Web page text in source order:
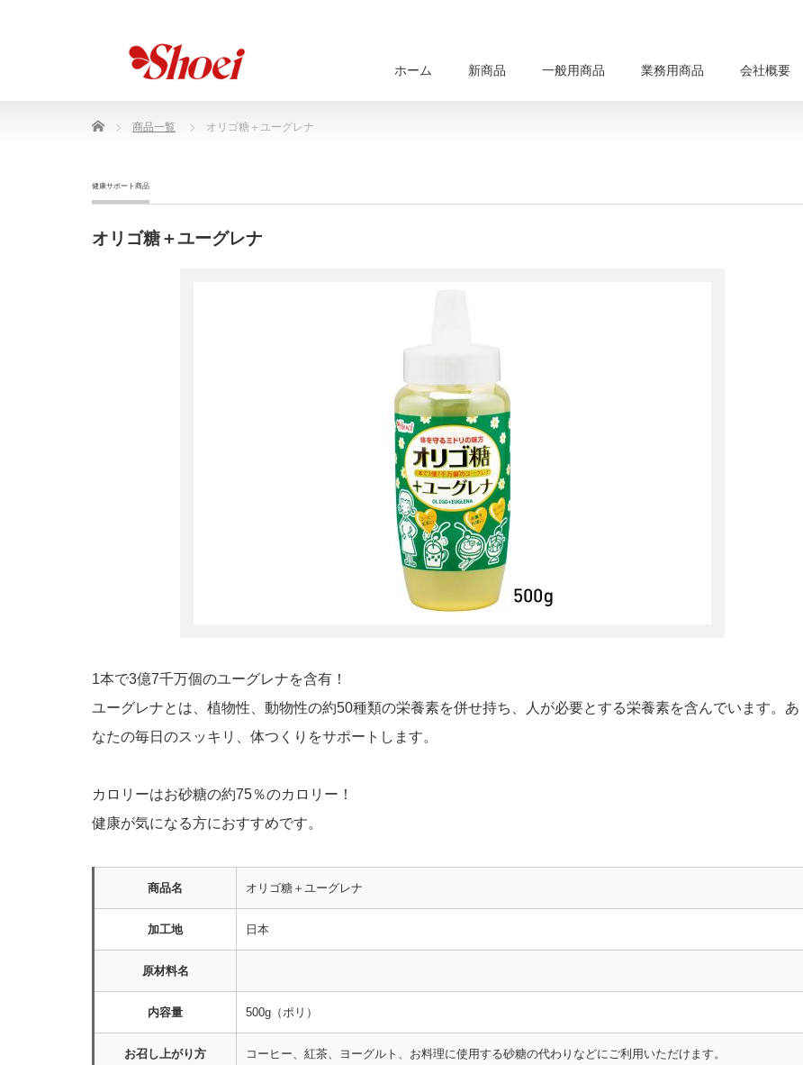
ホーム 新商品 一般用商品 業務用商品 会社概要
Home 商品一覧 オリゴ糖＋ユーグレナ
健康サポート商品
オリゴ糖＋ユーグレナ
1本で3億7千万個のユーグレナを含有！
ユーグレナとは、植物性、動物性の約50種類の栄養素を併せ持ち、人が必要とする栄養素を含んでいます。あ
なたの毎日のスッキリ、体つくりをサポートします。
カロリーはお砂糖の約75％のカロリー！
健康が気になる方におすすめです。
商品名 オリゴ糖＋ユーグレナ
加工地 日本
原材料名
内容量 500g（ポリ）
お召し上がり方 コーヒー、紅茶、ヨーグルト、お料理に使用する砂糖の代わりなどにご利用いただけます。